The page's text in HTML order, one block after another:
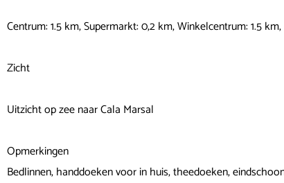
Centrum: 1.5 km, Supermarkt: 0,2 km, Winkelcentrum: 1.5
Zicht
Uitzicht op zee naar Cala Marsal
Opmerkingen
Bedlinnen, handdoeken voor in huis, theedoeken,